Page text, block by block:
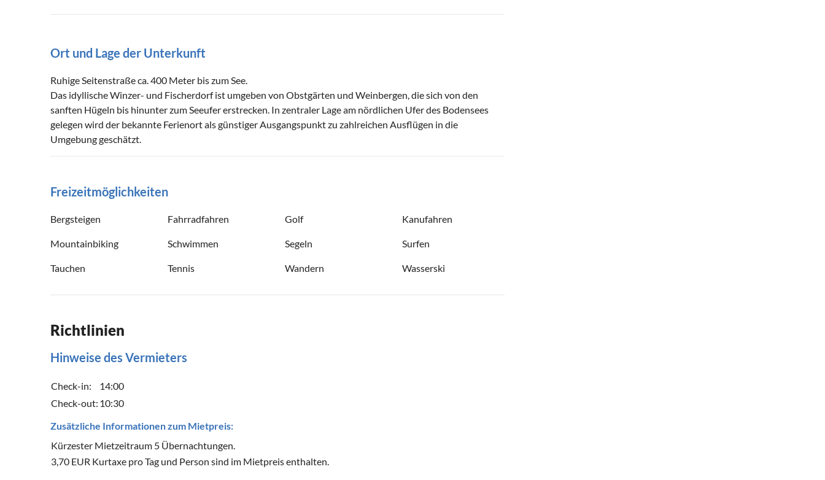
Ort und Lage der Unterkunft
Ruhige Seitenstraße ca. 400 Meter bis zum See.
Das idyllische Winzer- und Fischerdorf ist umgeben von Obstgärten und Weinbergen, die sich von den
sanften Hügeln bis hinunter zum Seeufer erstrecken. In zentraler Lage am nördlichen Ufer des Bodensees
gelegen wird der bekannte Ferienort als günstiger Ausgangspunkt zu zahlreichen Ausflügen in die
Umgebung geschätzt.
Freizeitmöglichkeiten
Bergsteigen Fahrradfahren Golf Kanufahren
Mountainbiking Schwimmen Segeln Surfen
Tauchen Tennis Wandern Wasserski
Richtlinien
Hinweise des Vermieters
Check-in:
14:00
Check-out: 10:30
Zusätzliche Informationen zum Mietpreis:
Kürzester Mietzeitraum 5 Übernachtungen.
3,70 EUR Kurtaxe pro Tag und Person sind im Mietpreis enthalten.